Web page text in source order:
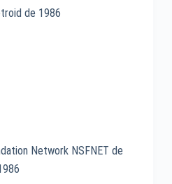
de 1986
Network NSFNET de